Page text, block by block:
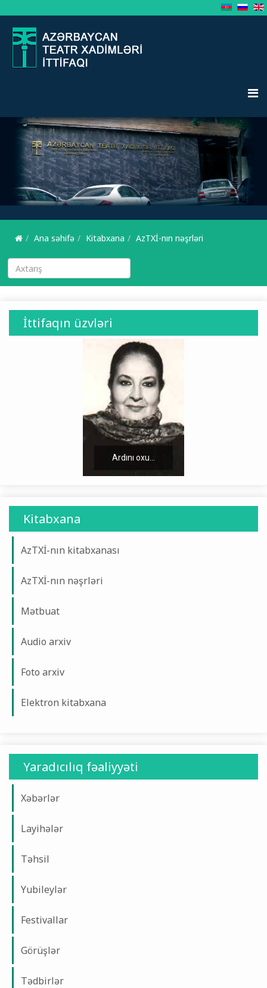
Ana səhifə Kitabxana AzTXİ-nın nəşrləri
İttifaqın üzvləri
Ardını oxu...
Kitabxana
AzTXİ-nın kitabxanası
AzTXİ-nın nəşrləri
Mətbuat
Audio arxiv
Foto arxiv
Elektron kitabxana
Yaradıcılıq fəaliyyəti
Xəbərlər
Layihələr
Təhsil
Yubileylər
Festivallar
Görüşlər
Tədbirlər